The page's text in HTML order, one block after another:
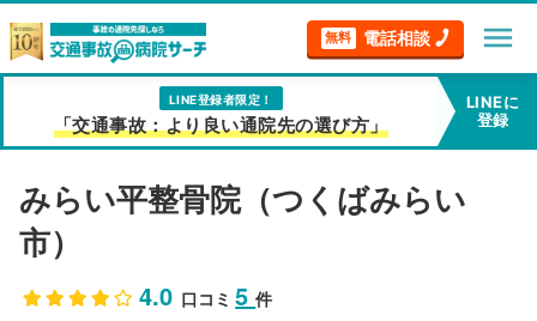
無料 電話相談 menu
LINE登録者限定！
「交通事故：より良い通院先の選び方」
LINEに
登録
みらい平整骨院（つくばみらい
市）
4.0 口コミ5件